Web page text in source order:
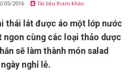
05/2016 Tài liệu tham khảo
thái lát được áo một lớp nước
ngon cùng các loại thảo dược
sẽ làm thành món salad
nghỉ lễ.